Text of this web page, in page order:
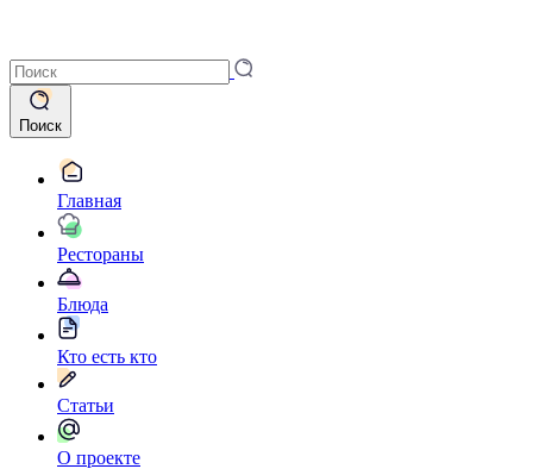
Поиск
Главная
Рестораны
Блюда
Кто есть кто
Статьи
О проекте